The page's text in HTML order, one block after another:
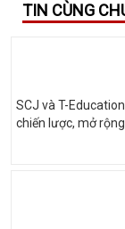
TIN CÙNG
SCJ và T-
chiến lược, mở